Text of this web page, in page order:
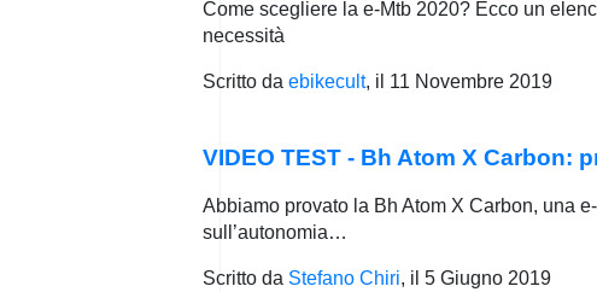
Come scegliere la e-Mtb 2020? Ecco un
necessità
Scritto da ebikecult, il 11 Novembre 2019
VIDEO TEST - Bh Atom X Carbon:
Abbiamo provato la Bh Atom X Carbon, una
sull’autonomia…
Scritto da Stefano Chiri, il 5 Giugno 2019